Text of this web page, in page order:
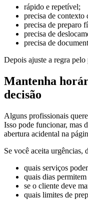
rápido e repetível;
precisa de contexto
precisa de preparo
precisa de
precisa de
Depois ajuste a regra pelo
Mantenha
decisão
Alguns profissionais
Isso pode funcionar, mas
abertura acidental na
Se você aceita urgências,
quais serviços
quais dias
se o cliente deve
quais limites de